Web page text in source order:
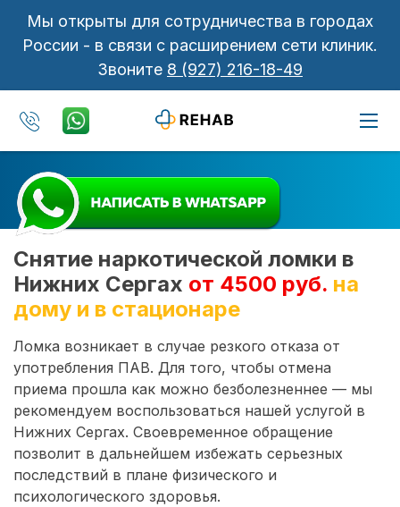
Мы открыты для сотрудничества в городах
России - в связи с расширением сети клиник.
Звоните 8 (927) 216-18-49
Снятие наркотической ломки в
Нижних Сергах от 4500 руб. на
дому и в стационаре
Ломка возникает в случае резкого отказа от
употребления ПАВ. Для того, чтобы отмена
приема прошла как можно безболезненнее — мы
рекомендуем воспользоваться нашей услугой в
Нижних Сергах. Своевременное обращение
позволит в дальнейшем избежать серьезных
последствий в плане физического и
психологического здоровья.